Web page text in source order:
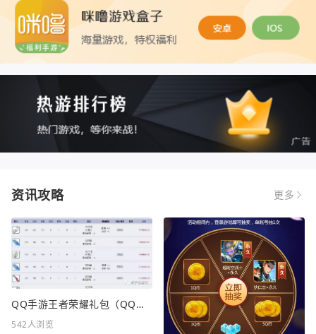
资讯攻略 更多
QQ手游王者荣耀礼包（QQ手游王者荣耀礼包在哪领）
542人浏览